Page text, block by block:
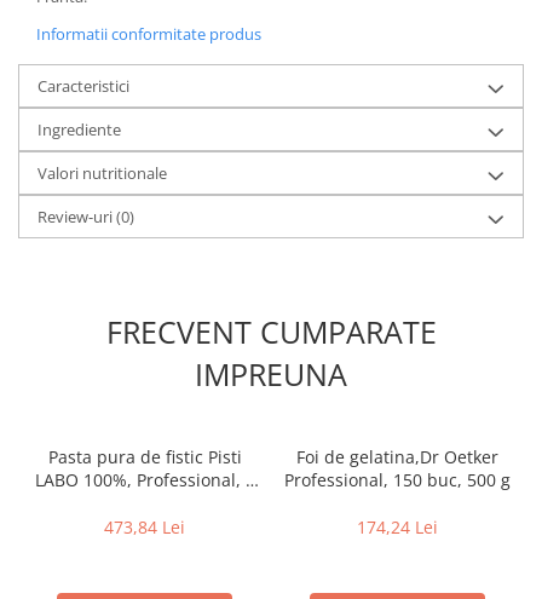
Informatii conformitate produs
Caracteristici
Ingrediente
Valori nutritionale
Review-uri(0)
FRECVENT CUMPARATE
IMPREUNA
Pasta pura de fistic Pisti
LABO 100%, Professional, 3
473,84 Lei
Foi de gelatina,Dr Oetker
Professional, 150 buc, 500 g
174,24 Lei